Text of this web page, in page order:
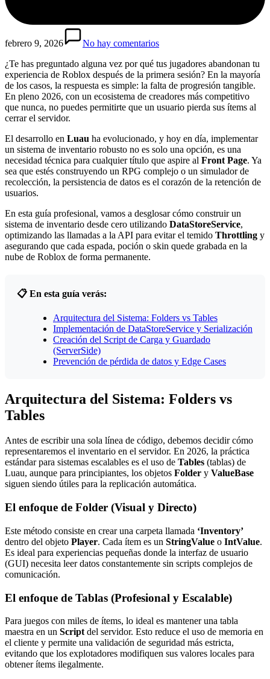
febrero 9, 2026
No hay comentarios
¿Te has preguntado alguna vez por qué tus jugadores abandonan tu
experiencia de Roblox después de la primera sesión? En la mayoría
de los casos, la respuesta es simple: la falta de progresión tangible.
En pleno 2026, con un ecosistema de creadores más competitivo
que nunca, no puedes permitirte que un usuario pierda sus ítems al
cerrar el servidor.
El desarrollo en Luau ha evolucionado, y hoy en día, implementar
un sistema de inventario robusto no es solo una opción, es una
necesidad técnica para cualquier título que aspire al Front Page. Ya
sea que estés construyendo un RPG complejo o un simulador de
recolección, la persistencia de datos es el corazón de la retención de
usuarios.
En esta guía profesional, vamos a desglosar cómo construir un
sistema de inventario desde cero utilizando DataStoreService,
optimizando las llamadas a la API para evitar el temido Throttling y
asegurando que cada espada, poción o skin quede grabada en la
nube de Roblox de forma permanente.
📋 En esta guía verás:
Arquitectura del Sistema: Folders vs Tables
Implementación de DataStoreService y Serialización
Creación del Script de Carga y Guardado
(ServerSide)
Prevención de pérdida de datos y Edge Cases
Arquitectura del Sistema: Folders vs
Tables
Antes de escribir una sola línea de código, debemos decidir cómo
representaremos el inventario en el servidor. En 2026, la práctica
estándar para sistemas escalables es el uso de Tables (tablas) de
Luau, aunque para principiantes, los objetos Folder y ValueBase
siguen siendo útiles para la replicación automática.
El enfoque de Folder (Visual y Directo)
Este método consiste en crear una carpeta llamada ‘Inventory’
dentro del objeto Player. Cada ítem es un StringValue o IntValue.
Es ideal para experiencias pequeñas donde la interfaz de usuario
(GUI) necesita leer datos constantemente sin scripts complejos de
comunicación.
El enfoque de Tablas (Profesional y Escalable)
Para juegos con miles de ítems, lo ideal es mantener una tabla
maestra en un Script del servidor. Esto reduce el uso de memoria en
el cliente y permite una validación de seguridad más estricta,
evitando que los explotadores modifiquen sus valores locales para
obtener ítems ilegalmente.